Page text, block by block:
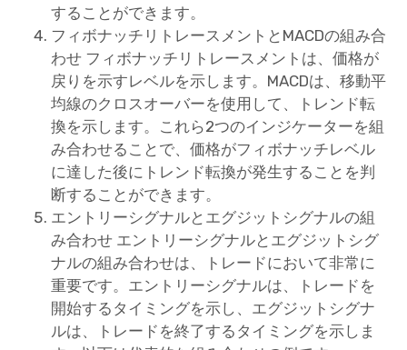
することができます。
フィボナッチリトレースメントとMACDの組み合
わせ フィボナッチリトレースメントは、価格が
戻りを示すレベルを示します。MACDは、移動平
均線のクロスオーバーを使用して、トレンド転
換を示します。これら2つのインジケーターを組
み合わせることで、価格がフィボナッチレベル
に達した後にトレンド転換が発生することを判
断することができます。
エントリーシグナルとエグジットシグナルの組
み合わせ エントリーシグナルとエグジットシグ
ナルの組み合わせは、トレードにおいて非常に
重要です。エントリーシグナルは、トレードを
開始するタイミングを示し、エグジットシグナ
ルは、トレードを終了するタイミングを示しま